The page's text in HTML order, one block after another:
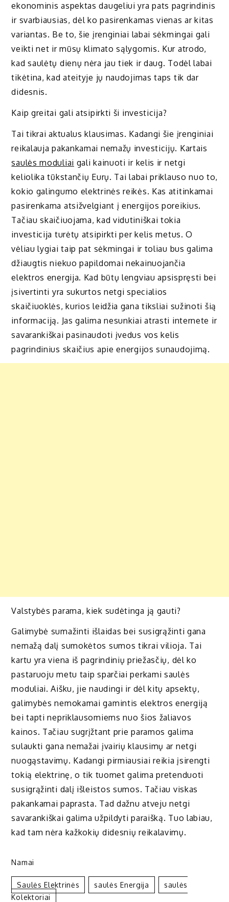
ekonominis aspektas daugeliui yra pats pagrindinis
ir svarbiausias, dėl ko pasirenkamas vienas ar kitas
variantas. Be to, šie įrenginiai labai sėkmingai gali
veikti net ir mūsų klimato sąlygomis. Kur atrodo,
kad saulėtų dienų nėra jau tiek ir daug. Todėl labai
tikėtina, kad ateityje jų naudojimas taps tik dar
didesnis.
Kaip greitai gali atsipirkti ši investicija?
Tai tikrai aktualus klausimas. Kadangi šie įrenginiai
reikalauja pakankamai nemažų investicijų. Kartais
saulės moduliai gali kainuoti ir kelis ir netgi
keliolika tūkstančių Eurų. Tai labai priklauso nuo to,
kokio galingumo elektrinės reikės. Kas atitinkamai
pasirenkama atsižvelgiant į energijos poreikius.
Tačiau skaičiuojama, kad vidutiniškai tokia
investicija turėtų atsipirkti per kelis metus. O
vėliau lygiai taip pat sėkmingai ir toliau bus galima
džiaugtis niekuo papildomai nekainuojančia
elektros energija. Kad būtų lengviau apsispręsti bei
įsivertinti yra sukurtos netgi specialios
skaičiuoklės, kurios leidžia gana tiksliai sužinoti šią
informaciją. Jas galima nesunkiai atrasti internete ir
savarankiškai pasinaudoti įvedus vos kelis
pagrindinius skaičius apie energijos sunaudojimą.
Valstybės parama, kiek sudėtinga ją gauti?
Galimybė sumažinti išlaidas bei susigrąžinti gana
nemažą dalį sumokėtos sumos tikrai vilioja. Tai
kartu yra viena iš pagrindinių priežasčių, dėl ko
pastaruoju metu taip sparčiai perkami saulės
moduliai. Aišku, jie naudingi ir dėl kitų apsektų,
galimybės nemokamai gamintis elektros energiją
bei tapti nepriklausomiems nuo šios žaliavos
kainos. Tačiau sugrįžtant prie paramos galima
sulaukti gana nemažai įvairių klausimų ar netgi
nuogąstavimų. Kadangi pirmiausiai reikia įsirengti
tokią elektrinę, o tik tuomet galima pretenduoti
susigrąžinti dalį išleistos sumos. Tačiau viskas
pakankamai paprasta. Tad dažnu atveju netgi
savarankiškai galima užpildyti paraišką. Tuo labiau,
kad tam nėra kažkokių didesnių reikalavimų.
Namai
Saulės Elektrinės Saulės Energija
Saulės
Kolektoriai